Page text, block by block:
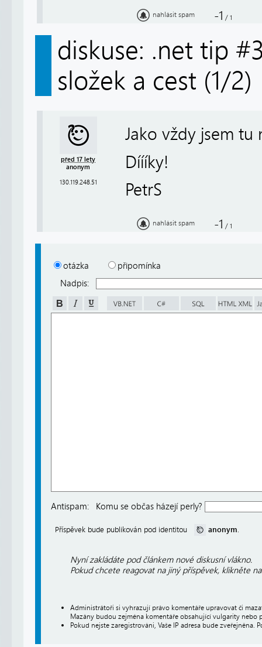
nahlásit spam -1 / 1
diskuse: .net tip
složek a cest (1/2)
před 17 lety
anonym
130.119.248.51
Jako vždy jsem tu
Díííky!
PetrS
nahlásit spam -1 / 1
otázka
připomínka
Nadpis:
Antispam: Komu se občas házejí perly?
Příspěvek bude publikován pod identitou anonym.
Nyní zakládáte pod článkem nové diskusní vlákno.
Pokud chcete reagovat na jiný příspěvek, klikněte
Administrátoři si vyhrazují právo komentáře upravovat či
Mazány budou zejména komentáře obsahující vulgarity nebo
Pokud nejste zaregistrováni, Vaše IP adresa bude